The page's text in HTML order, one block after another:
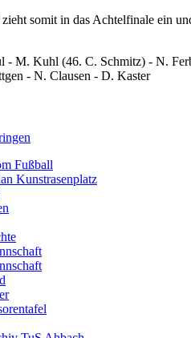
somit in das Achtelfinale ein
- M. Kuhl (46. C. Schmitz) - N.
- N. Clausen - D. Kaster
Fußball
Kunstrasenplatz